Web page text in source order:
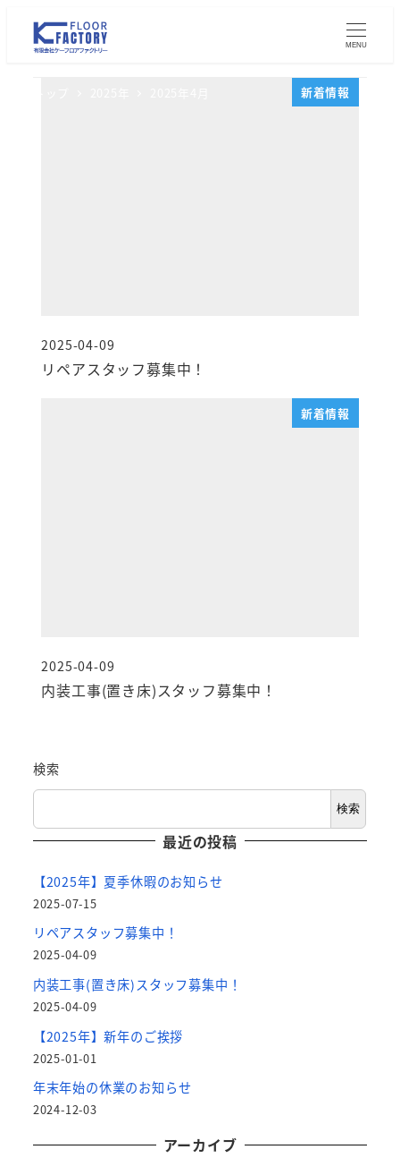
MENU
新着情報
リペアスタッフ募集中！
投稿日
2025-04-09
新着情報
内装工事(置き床)スタッフ募集中！
投稿日
2025-04-09
検索
検索
最近の投稿
【2025年】夏季休暇のお知らせ
2025-07-15
リペアスタッフ募集中！
2025-04-09
内装工事(置き床)スタッフ募集中！
2025-04-09
【2025年】新年のご挨拶
2025-01-01
年末年始の休業のお知らせ
2024-12-03
アーカイブ